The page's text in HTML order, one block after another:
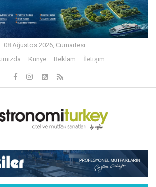
08 Ağustos 2026, Cumartesi
Künye Reklam İletişim